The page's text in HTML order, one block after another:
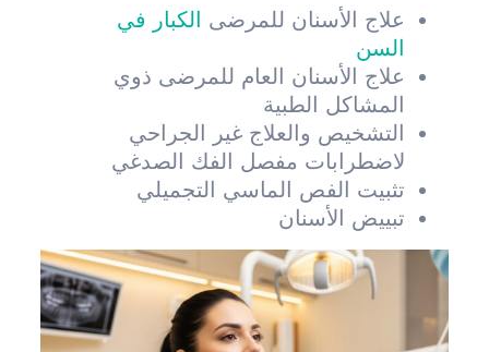
علاج الأسنان للمرضى الكبار في
السن
علاج الأسنان العام للمرضى ذوي
المشاكل الطبية
التشخيص والعلاج غير الجراحي
لاضطرابات مفصل الفك الصدغي
تثبيت الفص الماسي التجميلي
تبييض الأسنان